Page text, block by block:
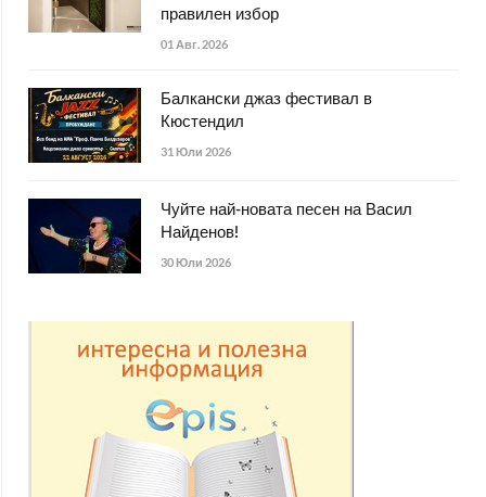
правилен избор
01 Авг. 2026
Балкански джаз фестивал в
Кюстендил
31 Юли 2026
Чуйте най-новата песен на Васил
Найденов!
30 Юли 2026